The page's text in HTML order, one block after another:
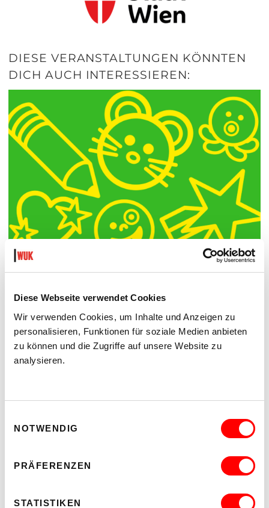
Diese Webseite verwendet Cookies
Wir verwenden Cookies, um Inhalte und Anzeigen zu
personalisieren, Funktionen für soziale Medien anbieten
zu können und die Zugriffe auf unsere Website zu
analysieren.
NOTWENDIG
PRÄFERENZEN
STATISTIKEN
DIESE VERANSTALTUNGEN KÖNNTEN
DICH AUCH INTERESSIEREN:
/ MONIKA HASSAN
Mo 17.08.2026 bis Fr 21.08.2026
Museum
Barrierefrei über Lift B